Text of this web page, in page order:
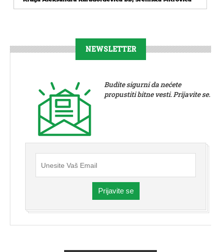
NEWSLETTER
Budite sigurni da nećete
propustiti bitne vesti. Prijavite se.
Prijavite se